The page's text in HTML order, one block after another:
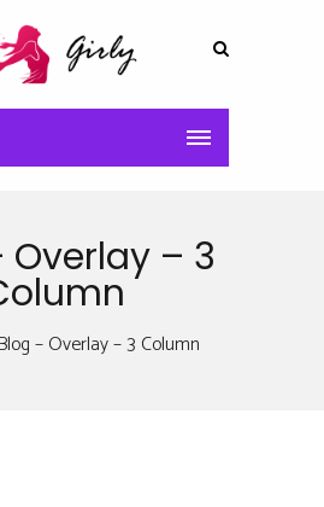
Overlay – 3
Blog – Overlay – 3 Column